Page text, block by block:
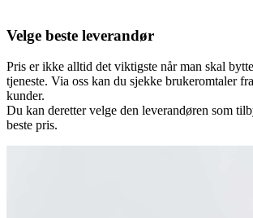
Velge beste leverandør
Pris er ikke alltid det viktigste når man skal
tjeneste. Via oss kan du sjekke brukeromtaler
kunder.
Du kan deretter velge den leverandøren som
beste pris.